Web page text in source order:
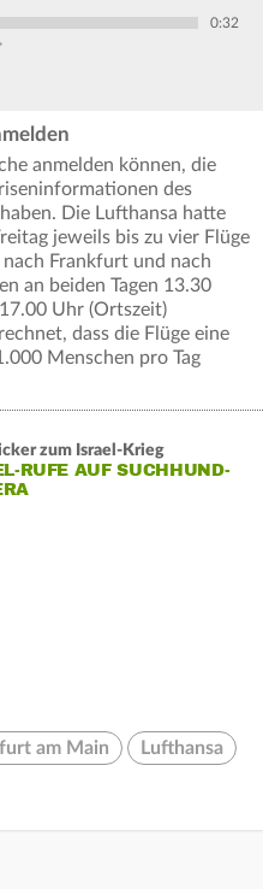
0:32
anmelden können, die
des
Die Lufthansa hatte
jeweils bis zu vier Flüge
nach Frankfurt und nach
an beiden Tagen 13.30
Uhr (Ortszeit)
dass die Flüge eine
Menschen pro Tag
zum Israel-Krieg
RUFE AUF SUCHHUND-
am Main Lufthansa